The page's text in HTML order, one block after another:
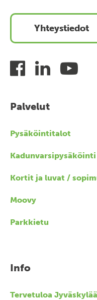
Yhteystiedot
Palvelut
Pysäköintitalot
Kadunvarsipysäköinti
Kortit ja luvat /
Moovy
Parkkietu
Info
Tervetuloa